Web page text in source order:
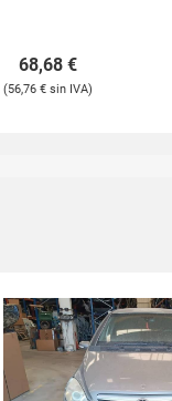
68,68 €
56,76 €